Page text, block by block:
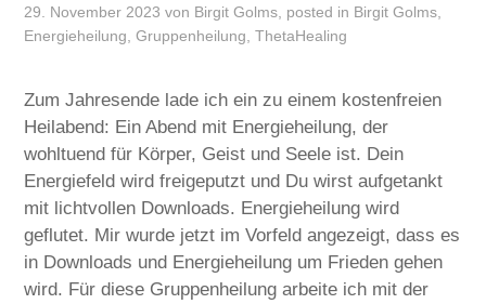
29. November 2023 von Birgit Golms , posted in Birgit Golms
Energieheilung ,Gruppenheilung ,ThetaHealing
Zum Jahresende lade ich ein zu einem kostenfreien
Heilabend: Ein Abend mit Energieheilung, der
wohltuend für Körper, Geist und Seele ist. Dein
Energiefeld wird freigeputzt und Du wirst aufgetankt
mit lichtvollen Downloads. Energieheilung wird
geflutet. Mir wurde jetzt im Vorfeld angezeigt, dass es
in Downloads und Energieheilung um Frieden gehen
wird. Für diese Gruppenheilung arbeite ich mit der